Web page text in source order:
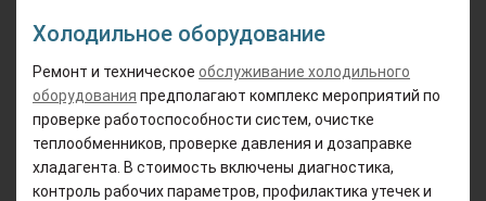
Холодильное оборудование
Ремонт и техническое обслуживание холодильного
оборудования предполагают комплекс мероприятий по
проверке работоспособности систем, очистке
теплообменников, проверке давления и дозаправке
хладагента. В стоимость включены диагностика,
контроль рабочих параметров, профилактика утечек и